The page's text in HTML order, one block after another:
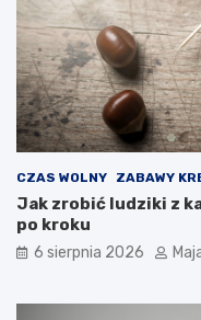
CZAS WOLNY ZABAWY
Jak zrobić ludziki z
po kroku
6 sierpnia 2026